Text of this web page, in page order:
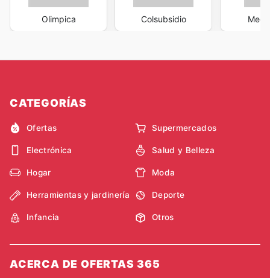
Olimpica Colsubsidio
CATEGORÍAS
Ofertas Supermercados
Electrónica Salud y Belleza
Hogar Moda
Herramientas y jardinería Deporte
Infancia Otros
ACERCA DE OFERTAS 365